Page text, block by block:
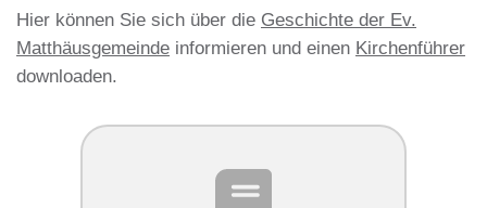
Hier können Sie sich über die Geschichte der Ev.
Matthäusgemeinde informieren und einen Kirchenführer
downloaden.